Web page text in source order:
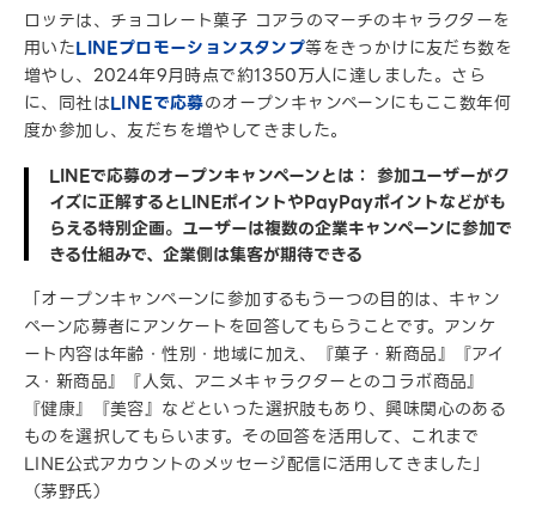
ロッテは、チョコレート菓子 コアラのマーチのキャラクターを
用いたLINEプロモーションスタンプ等をきっかけに友だち数を
増やし、2024年9月時点で約1350万人に達しました。さら
に、同社はLINEで応募のオープンキャンペーンにもここ数年何
度か参加し、友だちを増やしてきました。
LINEで応募のオープンキャンペーンとは： 参加ユーザーがク
イズに正解するとLINEポイントやPayPayポイントなどがも
らえる特別企画。ユーザーは複数の企業キャンペーンに参加で
きる仕組みで、企業側は集客が期待できる
「オープンキャンペーンに参加するもう一つの目的は、キャン
ペーン応募者にアンケートを回答してもらうことです。アンケ
ート内容は年齢・性別・地域に加え、『菓子・新商品』『アイ
ス・新商品』『人気、アニメキャラクターとのコラボ商品』
『健康』『美容』などといった選択肢もあり、興味関心のある
ものを選択してもらいます。その回答を活用して、これまで
LINE公式アカウントのメッセージ配信に活用してきました」
（茅野氏）